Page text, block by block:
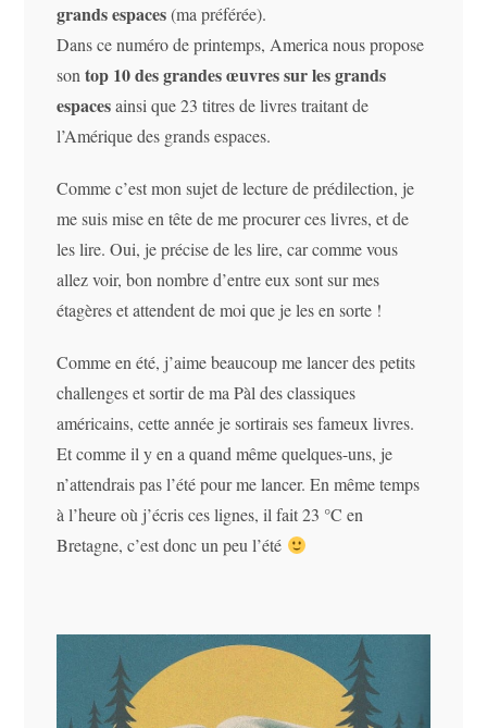
grands espaces(ma préférée).
Dans ce numéro de printemps, America nous propose
sontop 10 des grandes œuvres sur les grands
espacesainsi que 23 titres de livres traitant de
l’Amérique des grands espaces.
Comme c’est mon sujet de lecture de prédilection, je
me suis mise en tête de me procurer ces livres, et de
les lire. Oui, je précise de les lire, car comme vous
allez voir, bon nombre d’entre eux sont sur mes
étagères et attendent de moi que je les en sorte !
Comme en été, j’aime beaucoup me lancer des petits
challenges et sortir de ma Pàl des classiques
américains, cette année je sortirais ses fameux livres.
Et comme il y en a quand même quelques-uns, je
n’attendrais pas l’été pour me lancer. En même temps
à l’heure où j’écris ces lignes, il fait 23 °C en
Bretagne, c’est donc un peu l’été